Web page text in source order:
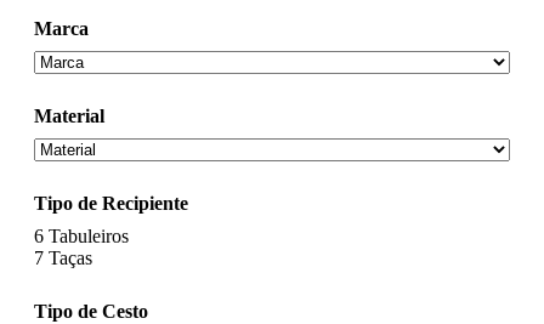
Marca
Material
Tipo de Recipiente
6 Tabuleiros
7 Taças
Tipo de Cesto